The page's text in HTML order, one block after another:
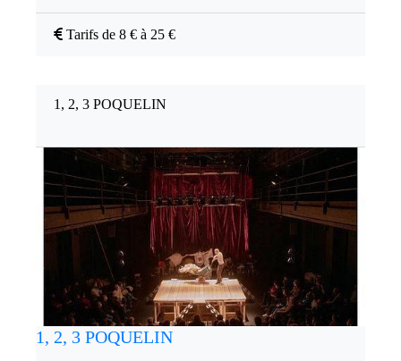
Tarifs de 8 € à 25 €
1, 2, 3 POQUELIN
1, 2, 3 POQUELIN